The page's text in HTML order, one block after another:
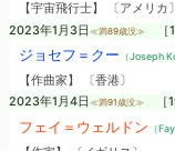
【宇宙飛行士】 〔アメリカ〕
2023年1月3日 ≪満89歳没≫ ［
ジョセフ＝クー （Joseph
【作曲家】 〔香港〕
2023年1月4日 ≪満91歳没≫ ［
フェイ＝ウェルドン （